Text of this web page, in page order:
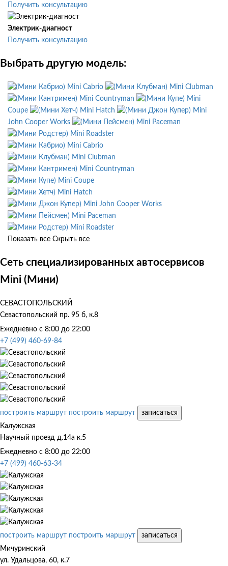
Получить консультацию
Электрик-диагност
Получить консультацию
Выбрать другую модель:
Mini Cabrio
Mini Clubman
Mini Countryman
Mini
Coupe
Mini Hatch
Mini
John Cooper Works
Mini Paceman
Mini Roadster
Mini Cabrio
Mini Clubman
Mini Countryman
Mini Coupe
Mini Hatch
Mini John Cooper Works
Mini Paceman
Mini Roadster
Показать все Скрыть все
Сеть специализированных автосервисов
Mini (Мини)
СЕВАСТОПОЛЬСКИЙ
Севастопольский пр. 95 б, к.8
Ежедневно с 8:00 до 22:00
+7 (499) 460-69-84
построить маршрут построить маршрут
записаться
Калужская
Научный проезд д.14а к.5
Ежедневно с 8:00 до 22:00
+7 (499) 460-63-34
построить маршрут построить маршрут
записаться
Мичуринский
ул. Удальцова, 60, к.7